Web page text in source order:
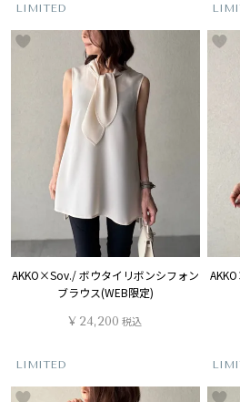
LIMITED
AKKO×Sov./ ボウタイリボンシフォン
ブラウス(WEB限定)
¥ 24,200 税込
LIMITED